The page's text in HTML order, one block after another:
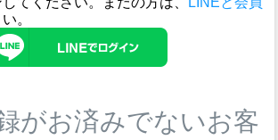
。
がお済みでないお客